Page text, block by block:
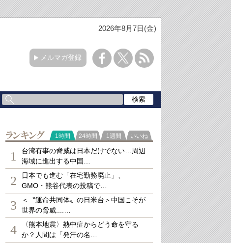
2026年8月7日(金)
メルマガ登録
ランキング
1時間 24時間 1週間 いいね
1
台湾有事の脅威は日本だけでない…周辺
海域に進出する中国…
2
日本でも進む「在宅勤務廃止」、
GMO・熊谷代表の投稿で…
3
＜〝運命共同体〟の日米台＞中国こそが
世界の脅威....…
4
〈熊本地震〉熱中症からどう命を守る
か？人間は「発汗の名…